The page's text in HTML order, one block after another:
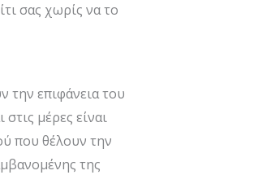
σας χωρίς να το
την επιφάνεια του
μέρες είναι
που θέλουν την
της